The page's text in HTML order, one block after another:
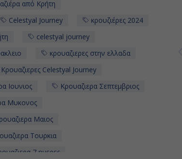
από Κρήτη
Celestyal Journey
κρουζιέρες 2024
celestyal journey
κρουαζιερες στην ελλαδα
Κρουαζιερες Celestyal Journey
Ιουνιος
Κρουαζιερα Σεπτεμβριος
Μυκονος
Μαιος
Τουρκια
7 ημερες